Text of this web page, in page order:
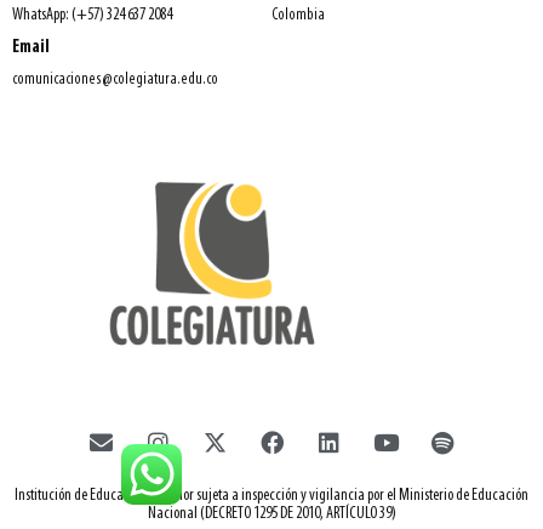
WhatsApp: (+57) 324 637 2084
Email
comunicaciones@colegiatura.edu.co
Colombia
Institución de Educación Superior sujeta a inspección y vigilancia por el Ministerio de Educación
Nacional (DECRETO 1295 DE 2010, ARTÍCULO 39)